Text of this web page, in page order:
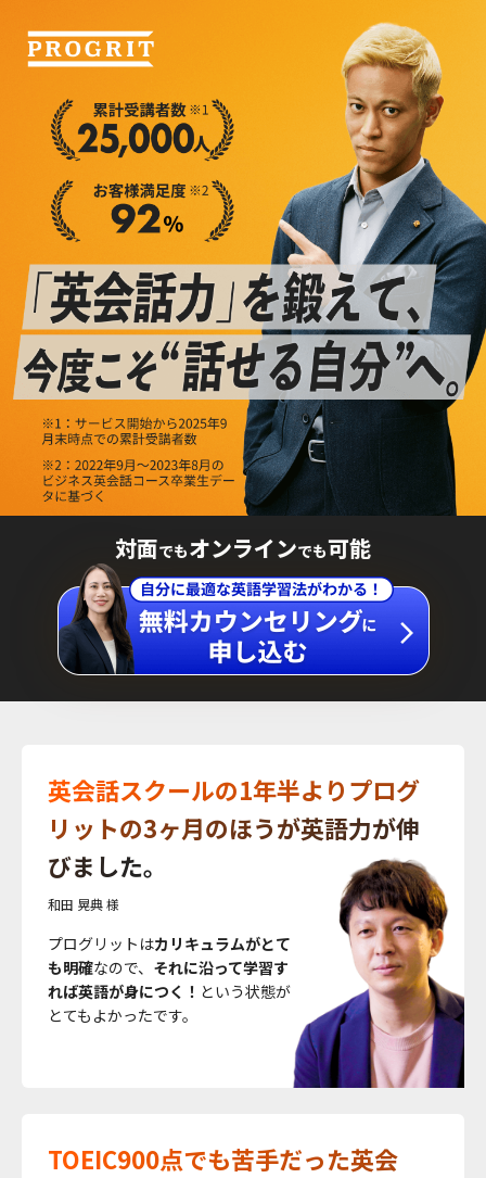
対面でもオンラインでも可能
英会話スクールの1年半よりプログ
リットの3ヶ月のほうが英語力が伸
びました。
和田 晃典 様
プログリットはカリキュラムがとて
も明確なので、 それに沿って学習す
れば英語が身につく！ という状態が
とてもよかったです。
TOEIC900点でも苦手だった英会